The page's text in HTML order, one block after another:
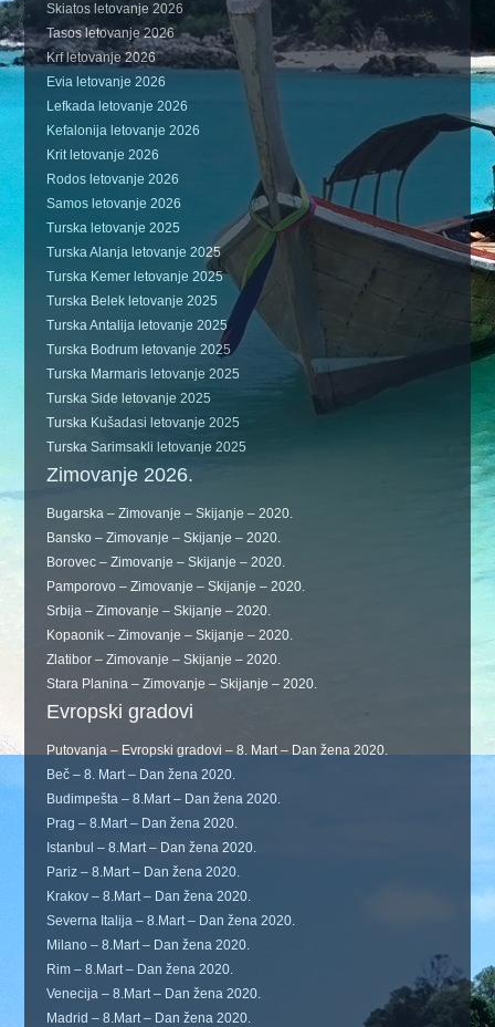
Skiatos letovanje 2026
Tasos letovanje 2026
Krf letovanje 2026
Evia letovanje 2026
Lefkada letovanje 2026
Kefalonija letovanje 2026
Krit letovanje 2026
Rodos letovanje 2026
Samos letovanje 2026
Turska letovanje 2025
Turska Alanja letovanje 2025
Turska Kemer letovanje 2025
Turska Belek letovanje 2025
Turska Antalija letovanje 2025
Turska Bodrum letovanje 2025
Turska Marmaris letovanje 2025
Turska Side letovanje 2025
Turska Kušadasi letovanje 2025
Turska Sarimsakli letovanje 2025
Zimovanje 2026.
Bugarska – Zimovanje – Skijanje – 2020.
Bansko – Zimovanje – Skijanje – 2020.
Borovec – Zimovanje – Skijanje – 2020.
Pamporovo – Zimovanje – Skijanje – 2020.
Srbija – Zimovanje – Skijanje – 2020.
Kopaonik – Zimovanje – Skijanje – 2020.
Zlatibor – Zimovanje – Skijanje – 2020.
Stara Planina – Zimovanje – Skijanje – 2020.
Evropski gradovi
Putovanja – Evropski gradovi – 8. Mart – Dan žena 2020.
Beč – 8. Mart – Dan žena 2020.
Budimpešta – 8.Mart – Dan žena 2020.
Prag – 8.Mart – Dan žena 2020.
Istanbul – 8.Mart – Dan žena 2020.
Pariz – 8.Mart – Dan žena 2020.
Krakov – 8.Mart – Dan žena 2020.
Severna Italija – 8.Mart – Dan žena 2020.
Milano – 8.Mart – Dan žena 2020.
Rim – 8.Mart – Dan žena 2020.
Venecija – 8.Mart – Dan žena 2020.
Madrid – 8.Mart – Dan žena 2020.